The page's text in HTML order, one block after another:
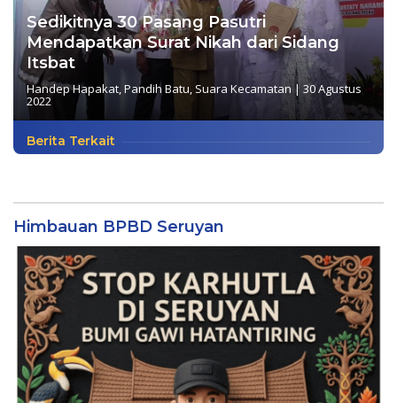
Sedikitnya 30 Pasang Pasutri
Mendapatkan Surat Nikah dari Sidang
Itsbat
Handep Hapakat,Pandih Batu, Suara Kecamatan | 30 Agustus
2022
Berita Terkait
Himbauan BPBD Seruyan